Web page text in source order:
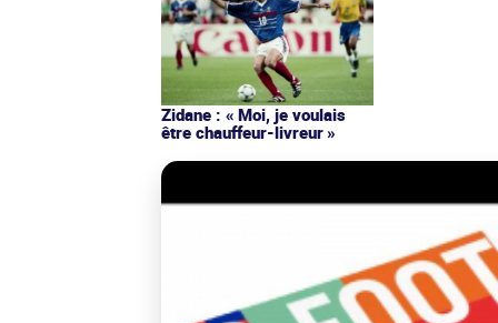
Zidane : « Moi, je voulais
être chauffeur-livreur »